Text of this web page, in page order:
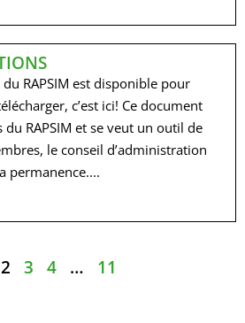
RAPSIM est disponible pour
c’est ici! Ce document
RAPSIM et se veut un outil de
le conseil d’administration
permanence....
2 3 4 … 11